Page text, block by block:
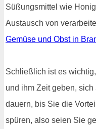
Süßungsmittel wie
Austausch von
Gemüse und Obst in
Schließlich ist es
und ihm Zeit geben,
dauern, bis Sie die
spüren, also seien Sie